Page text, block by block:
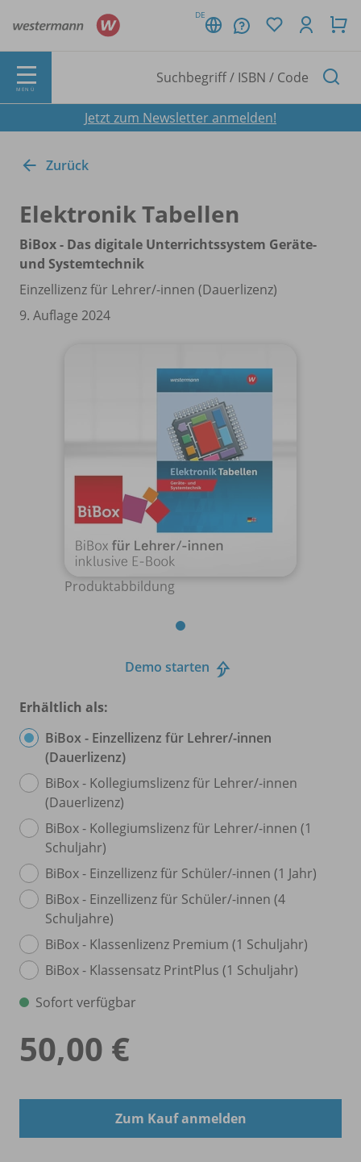
DE
MENÜ
Jetzt zum Newsletter anmelden!
Zurück
Elektronik Tabellen
BiBox - Das digitale Unterrichtssystem Geräte-
und Systemtechnik
Einzellizenz für Lehrer/-innen (Dauerlizenz)
9. Auflage 2024
Produktabbildung
Demo starten
Erhältlich als:
BiBox - Einzellizenz für Lehrer/-innen
(Dauerlizenz)
BiBox - Kollegiumslizenz für Lehrer/-innen
(Dauerlizenz)
BiBox - Kollegiumslizenz für Lehrer/-innen (1
Schuljahr)
BiBox - Einzellizenz für Schüler/-innen (1 Jahr)
BiBox - Einzellizenz für Schüler/-innen (4
Schuljahre)
BiBox - Klassenlizenz Premium (1 Schuljahr)
BiBox - Klassensatz PrintPlus (1 Schuljahr)
Sofort verfügbar
50,00 €
Zum Kauf anmelden